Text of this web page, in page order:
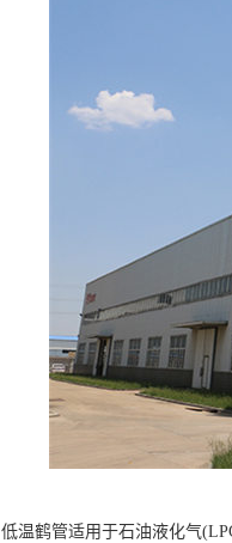
低温鹤管适用于石油液化气